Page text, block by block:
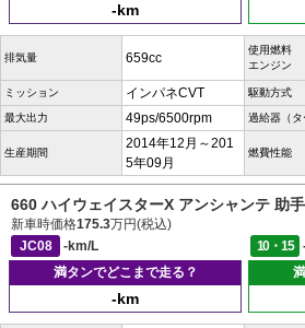
-km
排気量 659cc
使用燃料
エンジン
ミッション インパネCVT 駆動方式
最大出力 49ps/6500rpm 過給器（タ
生産期間
2014年12月～201
5年09月
燃費性能
660 ハイウェイスターX アンシャンテ 助
新車時価格175.3万円(税込)
JC08
-km/L 10・15
満タンでどこまで走る？
-km